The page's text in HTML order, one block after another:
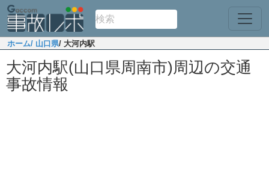
ホーム/ 山口県/ 大河内駅
大河内駅(山口県周南市)周辺の交通
事故情報